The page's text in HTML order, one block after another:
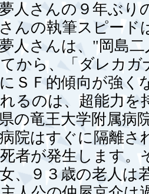
人さんの９年ぶり
んの執筆スピー
人さんは、"岡島
から、「ダレカ
ＳＦ的傾向が強く
るのは、超能力を
の竜王大学附属病
院はすぐに隔離さ
者が発生します。
、９３歳の老人は